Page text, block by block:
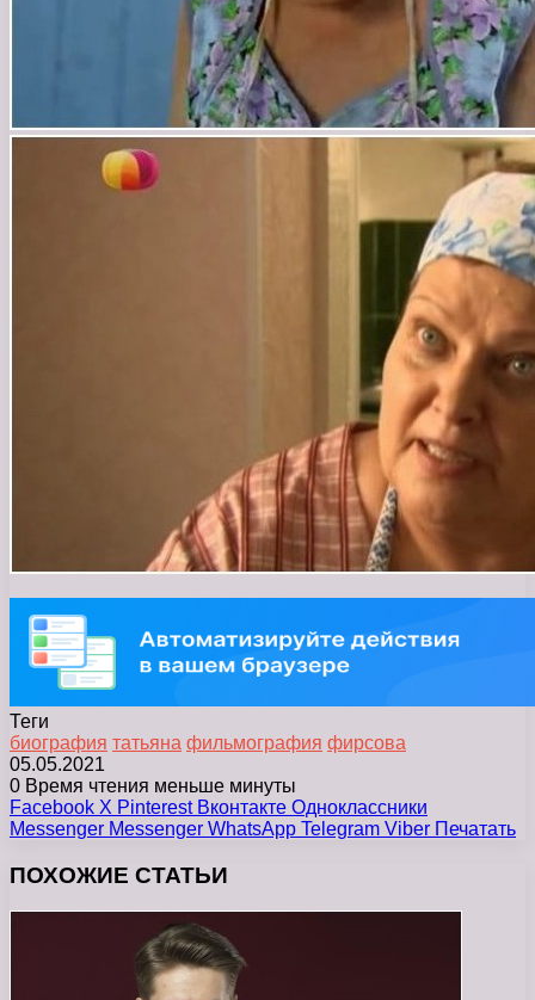
Теги
биография татьяна фильмография фирсова
05.05.2021
0 Время чтения меньше минуты
Facebook X Pinterest Вконтакте Одноклассники
Messenger Messenger WhatsApp Telegram Viber Печатать
ПОХОЖИЕ СТАТЬИ